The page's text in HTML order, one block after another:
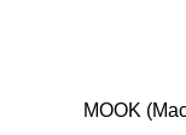
МООK